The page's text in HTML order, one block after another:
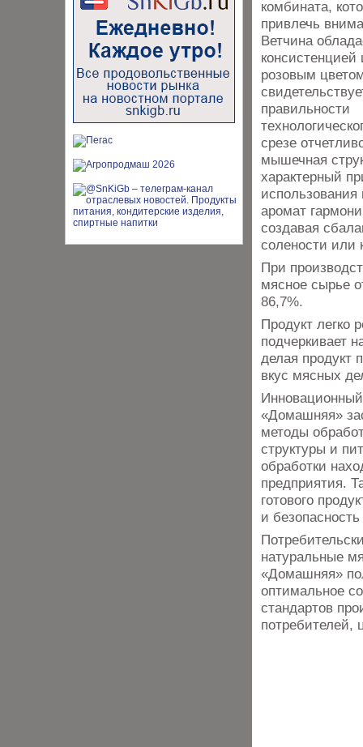
комбината,
привлечь
Ветчина
розовым
правильности
срезе
мышечная
характерный
аромат
создавая
солености или
При
мясное сырье
86,7%.
Продукт легко
подчеркивает
делая продукт
вкус мясных
«Домашняя»
методы
структуры и
обработки
предприятия.
готового
и
натуральные
«Домашняя»
оптимальное
стандартов
потребителей,